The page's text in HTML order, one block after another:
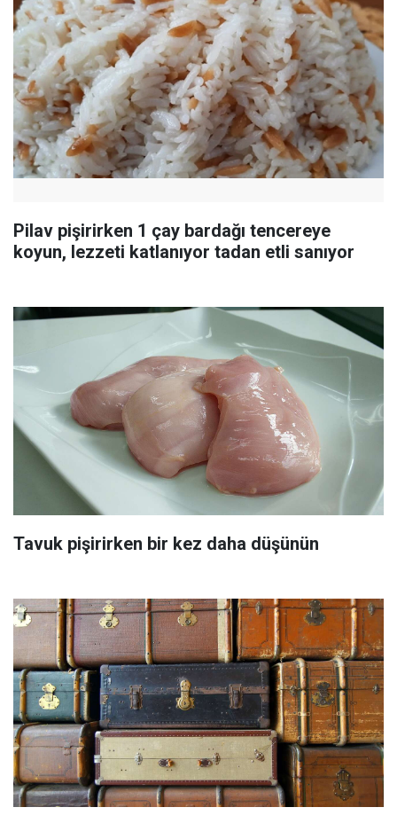
Pilav pişirirken 1 çay bardağı tencereye
koyun, lezzeti katlanıyor tadan etli sanıyor
Tavuk pişirirken bir kez daha düşünün